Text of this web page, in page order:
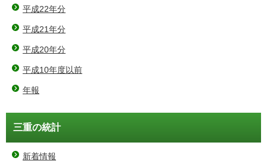
平成22年分
平成21年分
平成20年分
平成10年度以前
年報
三重の統計
新着情報